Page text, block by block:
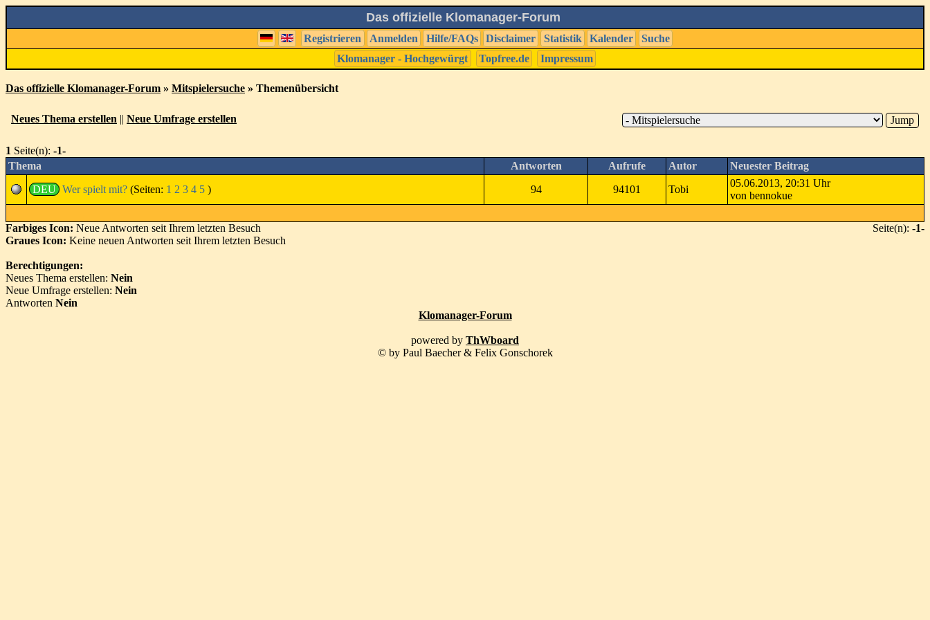
Das offizielle Klomanager-Forum
Registrieren Anmelden Hilfe/FAQs Disclaimer Statistik Kalender
Suche
Klomanager - Hochgewürgt
Topfree.de Impressum
Das offizielle Klomanager-Forum » Mitspielersuche » Themenübersicht
Neues Thema erstellen || Neue Umfrage erstellen
1 Seite(n): -1-
Thema
Antworten Aufrufe Autor
Neuester Beitrag
DEU Wer spielt mit? (Seiten: 1 2 3 4 5 ) 94 94101 Tobi
05.06.2013, 20:31 Uhr
von bennokue
Farbiges Icon: Neue Antworten seit Ihrem letzten Besuch
Graues Icon: Keine neuen Antworten seit Ihrem letzten Besuch
Berechtigungen:
Neues Thema erstellen: Nein
Neue Umfrage erstellen: Nein
Antworten Nein
Seite(n): -1-
Klomanager-Forum
powered by ThWboard
© by Paul Baecher & Felix Gonschorek